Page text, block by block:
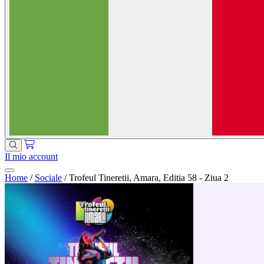
Il mio account
Home / Sociale / Trofeul Tineretii, Amara, Editia 58 - Ziua 2